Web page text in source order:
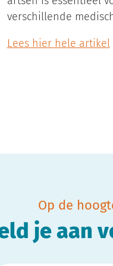
verschillende
Lees hier hele artikel
Op de
je aan